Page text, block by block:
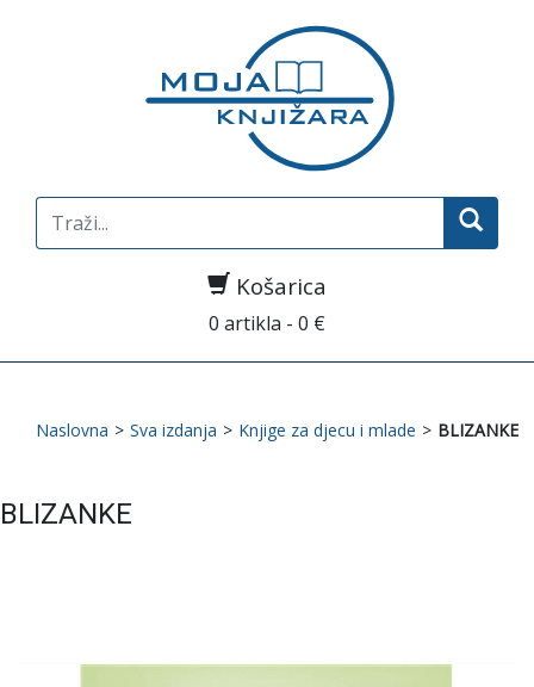
Search
for:
Košarica
0 artikla - 0 €
Naslovna > Sva izdanja > Knjige za djecu i mlade > BLIZANKE
BLIZANKE